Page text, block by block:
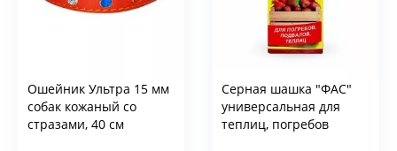
Ошейник Ультра 15 мм
собак кожаный со
стразами, 40 см
Серная шашка "ФАС"
универсальная для
теплиц, погребов